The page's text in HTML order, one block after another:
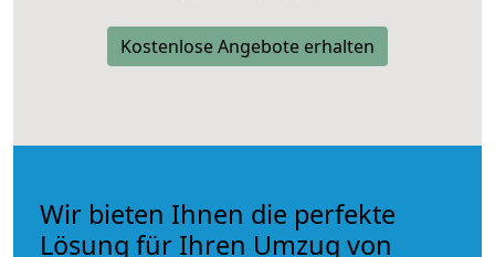
Kostenlose Angebote erhalten
Wir bieten Ihnen die perfekte
Lösung für Ihren Umzug von